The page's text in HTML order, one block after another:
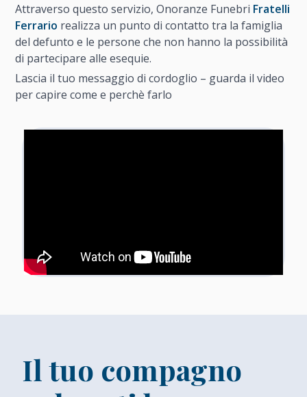
Attraverso questo servizio, Onoranze Funebri Fratelli
Ferrario realizza un punto di contatto tra la famiglia
del defunto e le persone che non hanno la possibilità
di partecipare alle esequie.
Lascia il tuo messaggio di cordoglio – guarda il video
per capire come e perchè farlo
Il tuo compagno